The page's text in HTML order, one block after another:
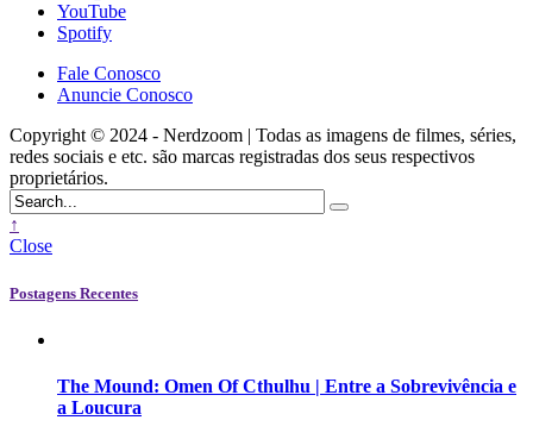
YouTube
Spotify
Fale Conosco
Anuncie Conosco
Copyright © 2024 - Nerdzoom | Todas as imagens de filmes, séries,
redes sociais e etc. são marcas registradas dos seus respectivos
proprietários.
↑
Close
Postagens Recentes
The Mound: Omen Of Cthulhu | Entre a Sobrevivência e
a Loucura